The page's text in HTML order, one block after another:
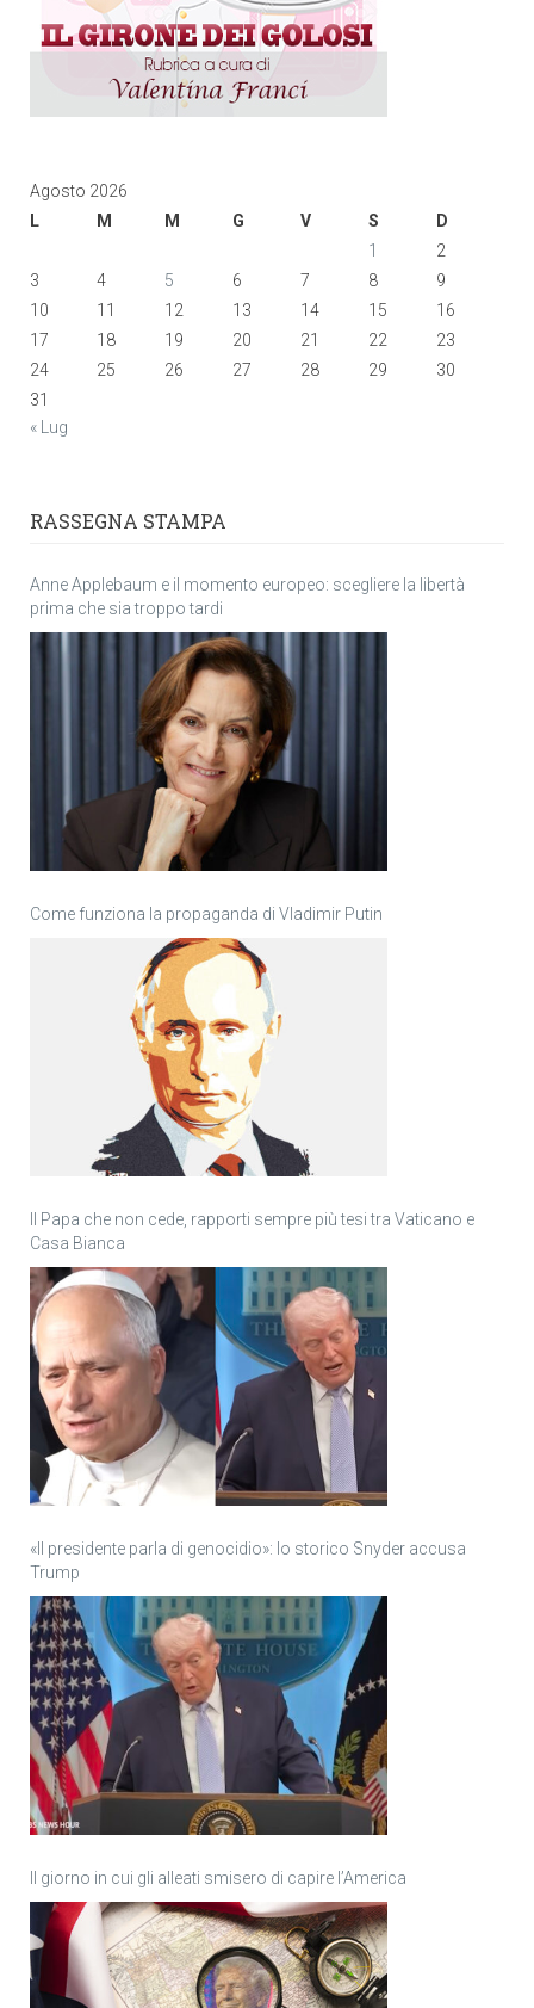
Agosto 2026
L
M M G V S
D
1
2
3
4 5 6 7 8
9
10
11 12 13 14 15
16
17
18 19 20 21 22
23
24
25 26 27 28 29
30
31
« Lug
RASSEGNA STAMPA
Anne Applebaum e il momento europeo: scegliere la libertà
prima che sia troppo tardi
Come funziona la propaganda di Vladimir Putin
Il Papa che non cede, rapporti sempre più tesi tra Vaticano e
Casa Bianca
«Il presidente parla di genocidio»: lo storico Snyder accusa
Trump
Il giorno in cui gli alleati smisero di capire l’America